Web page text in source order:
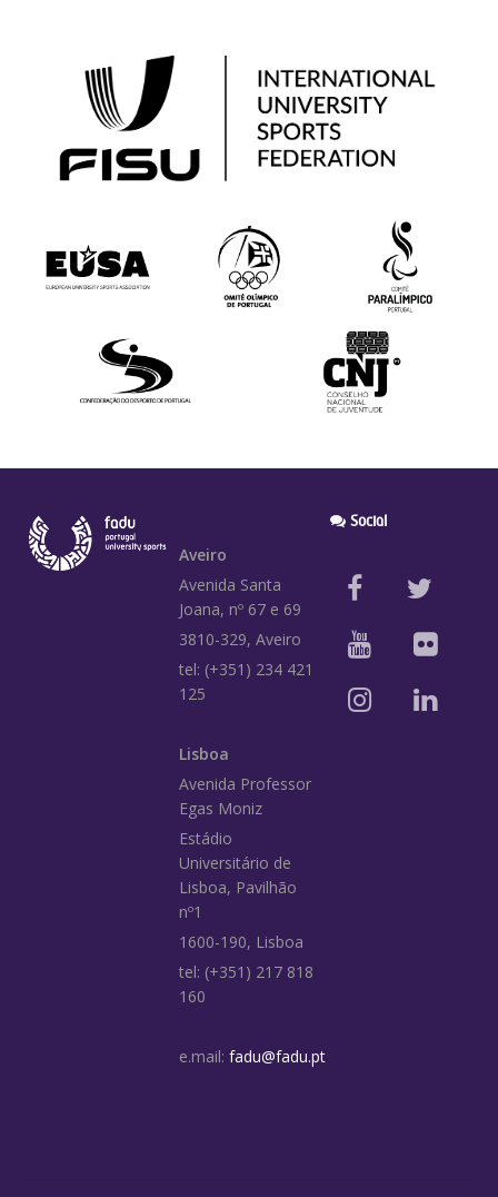
Aveiro
Avenida Santa
Joana, nº 67 e 69
3810-329, Aveiro
tel: (+351) 234 421
125
Lisboa
Avenida Professor
Egas Moniz
Estádio
Universitário de
Lisboa, Pavilhão
nº1
1600-190, Lisboa
tel: (+351) 217 818
160
e.mail: fadu@fadu.pt
Social